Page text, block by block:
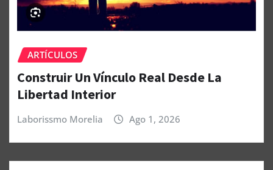
ARTÍCULOS
Construir Un Vínculo Real Desde La
Libertad Interior
Laborissmo Morelia Ago 1, 2026